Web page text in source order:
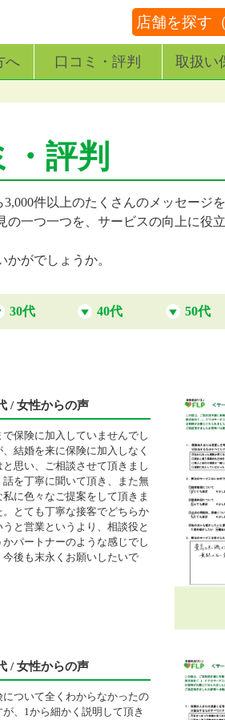
店舗を探す
へ 口コミ・評判 取扱い
評判
件以上のたくさんのメッセージ
の一つ一つを、サービスの向上に役
がでしょうか。
30代 40代 50代
/ 女性からの声
で保険に加入していませんでし
、結婚を来に保険に加入しなく
と思い、ご相談させて頂きまし
話を丁寧に聞いて頂き、また無
私に色々なご提案をして頂きま
。とても丁寧な接客でどちらか
うと営業というより、相談役と
かパートナーのような感じでし
今後も末永くお願いしたいで
/ 女性からの声
について全くわからなかったの
が、1から細かく説明して頂き